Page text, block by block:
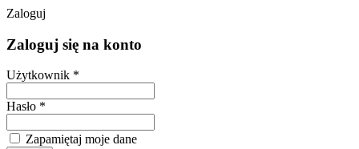
Zaloguj
Zaloguj się na konto
Użytkownik *
Hasło *
Zapamiętaj moje dane